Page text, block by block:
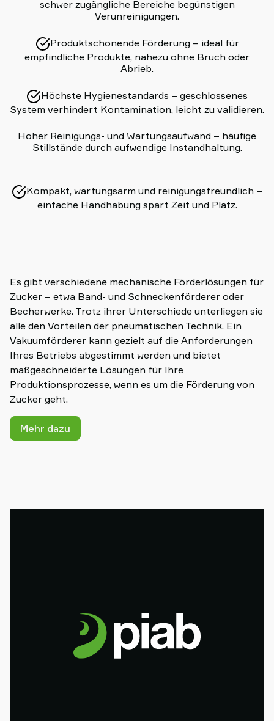
schwer zugängliche Bereiche begünstigen
Verunreinigungen.
Produktschonende Förderung – ideal für
empfindliche Produkte, nahezu ohne Bruch oder
Abrieb.
Höchste Hygienestandards – geschlossenes
System verhindert Kontamination, leicht zu validieren.
Hoher Reinigungs- und Wartungsaufwand – häufige
Stillstände durch aufwendige Instandhaltung.
Kompakt, wartungsarm und reinigungsfreundlich –
einfache Handhabung spart Zeit und Platz.
Es gibt verschiedene mechanische Förderlösungen für
Zucker – etwa Band- und Schneckenförderer oder
Becherwerke. Trotz ihrer Unterschiede unterliegen sie
alle den Vorteilen der pneumatischen Technik. Ein
Vakuumförderer kann gezielt auf die Anforderungen
Ihres Betriebs abgestimmt werden und bietet
maßgeschneiderte Lösungen für Ihre
Produktionsprozesse, wenn es um die Förderung von
Zucker geht.
Mehr dazu